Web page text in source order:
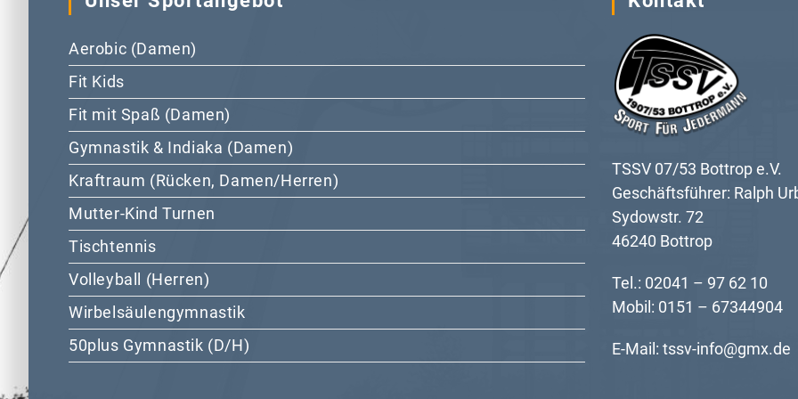
Aerobic (Damen)
Fit Kids
Fit mit Spaß (Damen)
Gymnastik & Indiaka (Damen)
Kraftraum (Rücken, Damen/Herren)
Mutter-Kind Turnen
Tischtennis
Volleyball (Herren)
Wirbelsäulengymnastik
50plus Gymnastik (D/H)
TSSV 07/53 Bottrop e.V.
Geschäftsführer: Ralph
Sydowstr. 72
46240 Bottrop
Tel.: 02041 – 97 62 10
Mobil: 0151 – 67344904
E-Mail: tssv-info@gmx.de